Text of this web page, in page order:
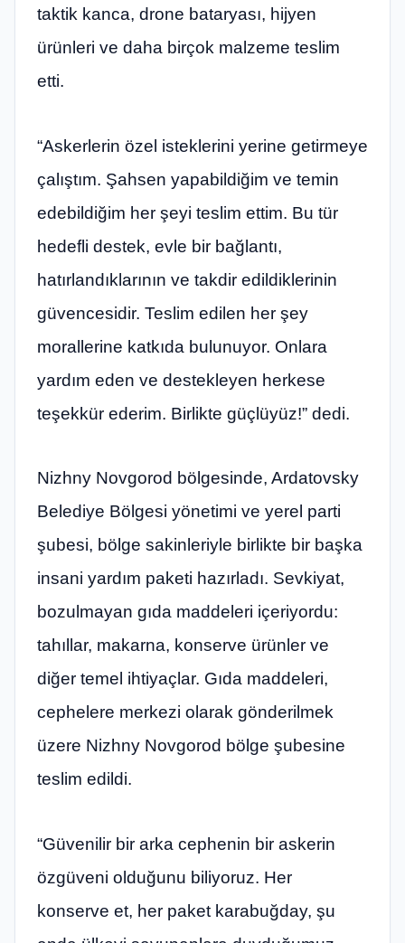
taktik kanca, drone bataryası, hijyen
ürünleri ve daha birçok malzeme teslim
etti.
“Askerlerin özel isteklerini yerine getirmeye
çalıştım. Şahsen yapabildiğim ve temin
edebildiğim her şeyi teslim ettim. Bu tür
hedefli destek, evle bir bağlantı,
hatırlandıklarının ve takdir edildiklerinin
güvencesidir. Teslim edilen her şey
morallerine katkıda bulunuyor. Onlara
yardım eden ve destekleyen herkese
teşekkür ederim. Birlikte güçlüyüz!” dedi.
Nizhny Novgorod bölgesinde, Ardatovsky
Belediye Bölgesi yönetimi ve yerel parti
şubesi, bölge sakinleriyle birlikte bir başka
insani yardım paketi hazırladı. Sevkiyat,
bozulmayan gıda maddeleri içeriyordu:
tahıllar, makarna, konserve ürünler ve
diğer temel ihtiyaçlar. Gıda maddeleri,
cephelere merkezi olarak gönderilmek
üzere Nizhny Novgorod bölge şubesine
teslim edildi.
“Güvenilir bir arka cephenin bir askerin
özgüveni olduğunu biliyoruz. Her
konserve et, her paket karabuğday, şu